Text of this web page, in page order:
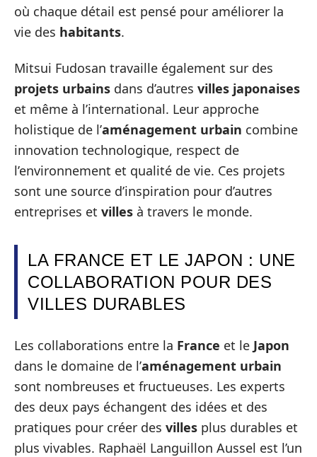
où chaque détail est pensé pour améliorer la
vie des habitants.
Mitsui Fudosan travaille également sur des
projets urbains dans d’autres villes japonaises
et même à l’international. Leur approche
holistique de l’aménagement urbain combine
innovation technologique, respect de
l’environnement et qualité de vie. Ces projets
sont une source d’inspiration pour d’autres
entreprises et villes à travers le monde.
LA FRANCE ET LE JAPON : UNE
COLLABORATION POUR DES
VILLES DURABLES
Les collaborations entre la France et le Japon
dans le domaine de l’aménagement urbain
sont nombreuses et fructueuses. Les experts
des deux pays échangent des idées et des
pratiques pour créer des villes plus durables et
plus vivables. Raphaël Languillon Aussel est l’un